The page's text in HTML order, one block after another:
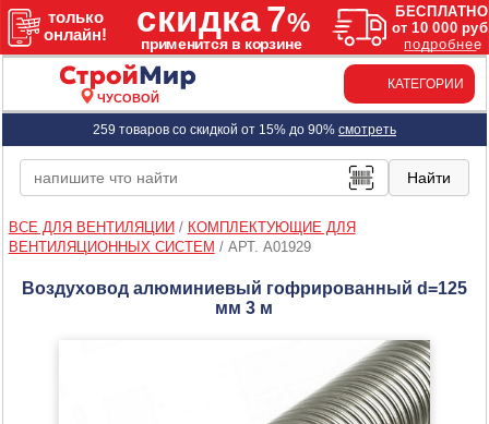
ЧУСОВОЙ
КАТЕГОРИИ
259 товаров со скидкой от 15% до 90% смотреть
ВСЕ ДЛЯ ВЕНТИЛЯЦИИ / КОМПЛЕКТУЮЩИЕ ДЛЯ
ВЕНТИЛЯЦИОННЫХ СИСТЕМ / АРТ. A01929
Воздуховод алюминиевый гофрированный d=125
мм 3 м